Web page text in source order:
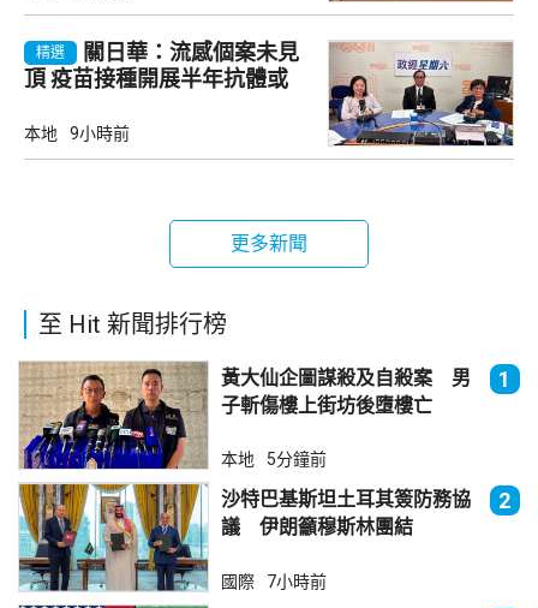
精選
關日華：流感個案未見
頂 疫苗接種開展半年抗體或
本地 9小時前
更多新聞
至 Hit 新聞排行榜
黃大仙企圖謀殺及自殺案 男
子斬傷樓上街坊後墮樓亡
1
本地 5分鐘前
沙特巴基斯坦土耳其簽防務協
議 伊朗籲穆斯林團結
2
國際 7小時前